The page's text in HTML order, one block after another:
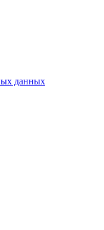
данных